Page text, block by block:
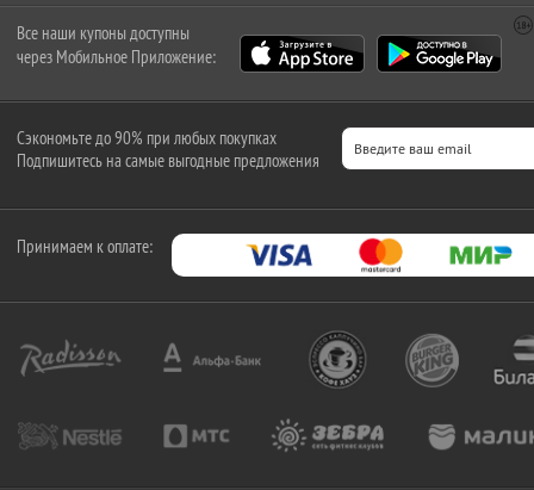
Все наши купоны доступны
через Мобильное Приложение:
Сэкономьте до 90% при любых покупках
Подпишитесь на самые выгодные предложения
Принимаем к оплате: